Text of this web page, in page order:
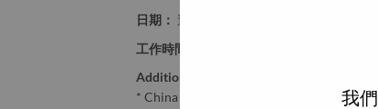
我
日期： 週日, 六月 21, 2026
工作時間：
Additional Locations
* China - Hubei - 武汉（Wuhan）